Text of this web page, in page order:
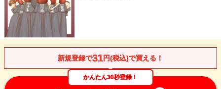
新規登録で31円(税込)で買える！
かんたん30秒登録！